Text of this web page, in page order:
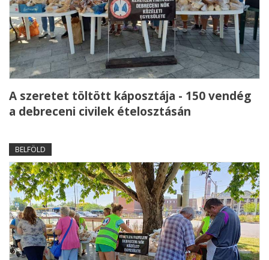
A szeretet töltött káposztája - 150 vendég
a debreceni civilek ételosztásán
BELFÖLD